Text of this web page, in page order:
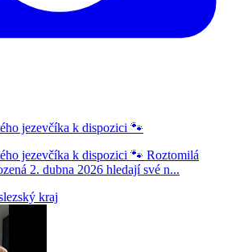
jezevčíka k dispozici 🐾
jezevčíka k dispozici 🐾 Roztomilá
2. dubna 2026 hledají své n...
kraj